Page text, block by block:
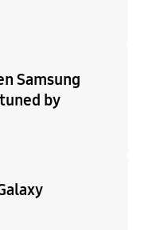
Samsung
by